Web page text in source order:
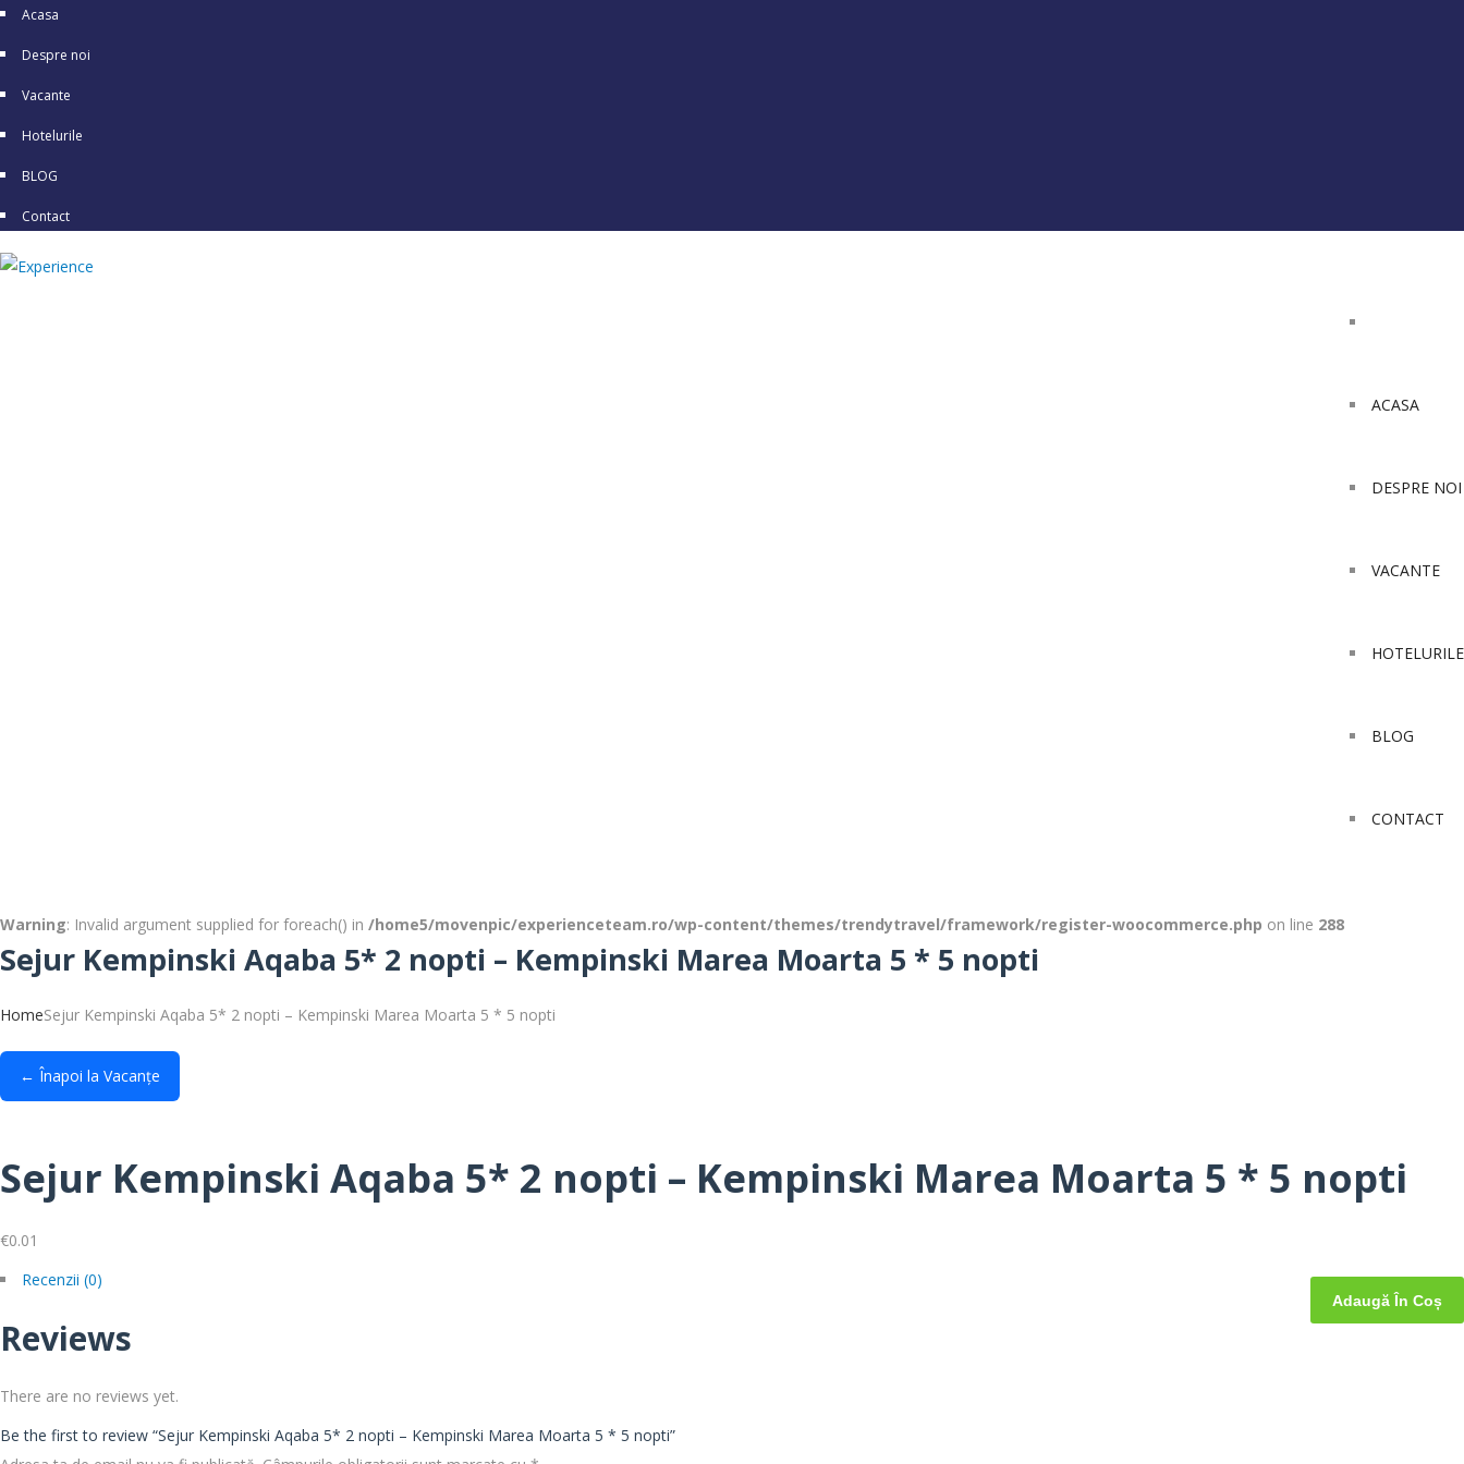
Acasa
Despre noi
Vacante
Hotelurile
BLOG
Contact
ACASA
DESPRE NOI
VACANTE
HOTELURILE
BLOG
CONTACT
Warning: Invalid argument supplied for foreach() in /home5/movenpic/experienceteam.ro/wp-content/themes/trendytravel/framework/register-woocommerce.php on line 288
Sejur Kempinski Aqaba 5* 2 nopti – Kempinski Marea Moarta 5 * 5 nopti
HomeSejur Kempinski Aqaba 5* 2 nopti – Kempinski Marea Moarta 5 * 5 nopti
← Înapoi la Vacanțe
Sejur Kempinski Aqaba 5* 2 nopti – Kempinski Marea Moarta 5 * 5 nopti
€0.01
Cantitate
Kempinski
5*
nopti
Adaugă În Coș
Recenzii (0)
Reviews
There are no reviews yet.
Be the first to review “Sejur Kempinski Aqaba 5* 2 nopti – Kempinski Marea Moarta 5 * 5 nopti”